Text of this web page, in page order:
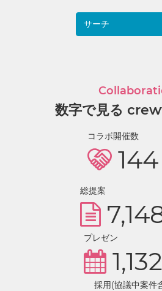
サーチ
数字で見る
コラボ開催数
144
総提案
プレゼン
1,132
採用(協議中案件